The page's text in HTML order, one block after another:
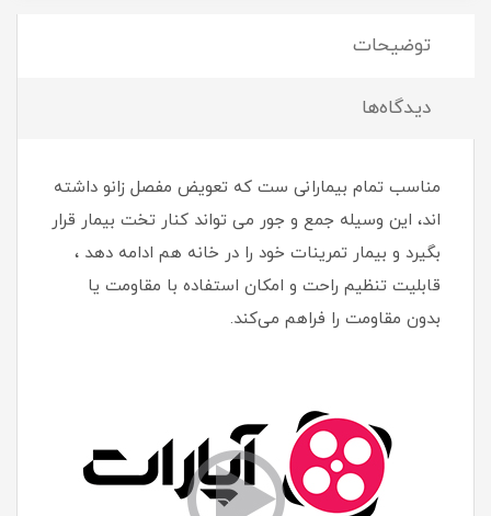
توضیحات
دیدگاه‌ها
مناسب تمام بیمارانی ست که تعویض مفصل زانو داشته
اند، این وسیله جمع و جور می تواند کنار تخت بیمار قرار
بگیرد و بیمار تمرینات خود را در خانه هم ادامه دهد ،
قابلیت تنظیم راحت و امکان استفاده با مقاومت یا
بدون مقاومت را فراهم می‌کند.